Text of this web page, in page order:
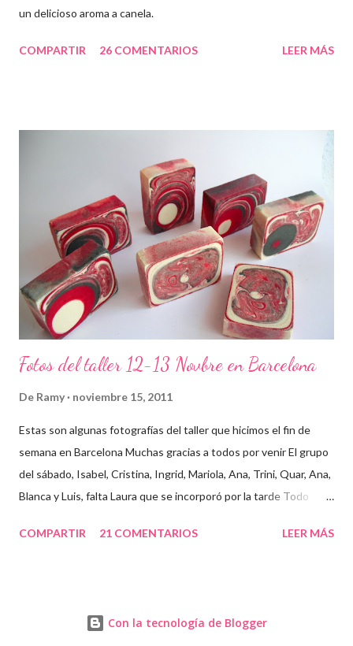
un delicioso aroma a canela.
COMPARTIR 26 COMENTARIOS LEER MÁS
Fotos del taller 12-13 Novbre en Barcelona
De Ramy noviembre 15, 2011
Estas son algunas fotografías del taller que hicimos el fin de
semana en Barcelona Muchas gracias a todos por venir El grupo
del sábado, Isabel, Cristina, Ingrid, Mariola, Ana, Trini, Quar, Ana,
Blanca y Luis, falta Laura que se incorporó por la tarde Todo
primero un poco de teórica para tener claro lo que tenemos que
las batidoras! Cristina y Blanca Mariola... está guapa hasta con
COMPARTIR 21 COMENTARIOS LEER MÁS
Con la tecnología de Blogger